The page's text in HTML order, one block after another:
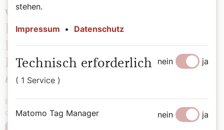
WAS WIR DER KIRCHE VERDANKEN
Die Pietà von Michelangelo:
Ein Glaubensbekenntnis in
Marmor
Stefan Kronthaler
Entdecken Sie die tiefe Verbindung zwischen Kirche und Kunst
durch die beeindruckende Pietà von Michelangelo im Petersdom.
stehen.
Impressum • Datenschutz
Technisch erforderlich
( 1 Service )
nein ja
Matomo Tag Manager nein ja